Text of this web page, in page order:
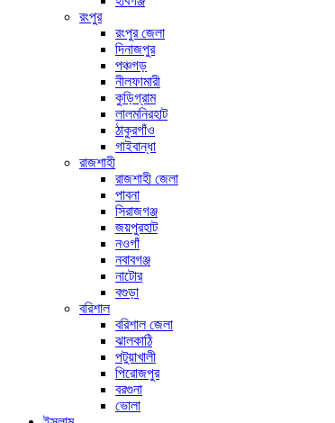
রংপুর
রংপুর জেলা
দিনাজপুর
পঞ্চগড়
নীলফামারী
কুড়িগ্রাম
লালমনিরহাট
ঠাকুরগাঁও
গাইবান্ধা
রাজশাহী
রাজশাহী জেলা
পাবনা
সিরাজগঞ্জ
জয়পুরহাট
নওগাঁ
নবাবগঞ্জ
নাটোর
বগুড়া
বরিশাল
বরিশাল জেলা
ঝালকাঠি
পটুয়াখালী
পিরোজপুর
বরগুনা
ভোলা